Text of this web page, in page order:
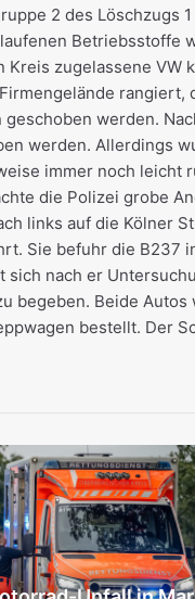
2 des Löschzugs
Betriebsstoffe
Kreis zugelassene
rangiert,
werden.
werden. Allerdings
immer noch leicht
die Polizei grobe
links auf die Kölner
Sie befuhr die B237
sich nach er
begeben. Beide
bestellt. Der